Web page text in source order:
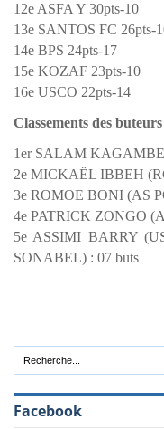
12e ASFA Y 30pts-10
13e SANTOS FC 26pts-
14e BPS 24pts-17
15e KOZAF 23pts-10
16e USCO 22pts-14
Classements des
1er SALAM
2e MICKAËL IBBEH
3e ROMOE BONI (AS
4e PATRICK ZONGO
5e ASSIMI BARRY
SONABEL) : 07 buts
Facebook